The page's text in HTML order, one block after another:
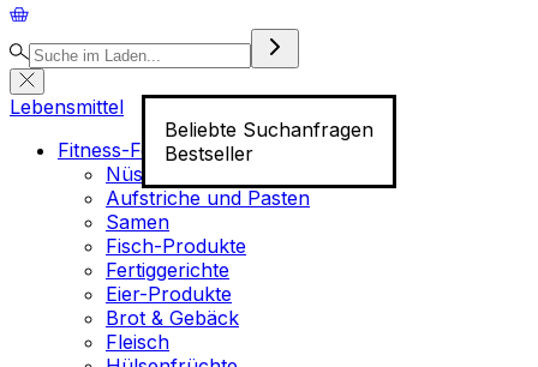
Beliebte Suchanfragen
Bestseller
Lebensmittel
Fitness-Food
Nüsse
Aufstriche und Pasten
Samen
Fisch-Produkte
Fertiggerichte
Eier-Produkte
Brot & Gebäck
Fleisch